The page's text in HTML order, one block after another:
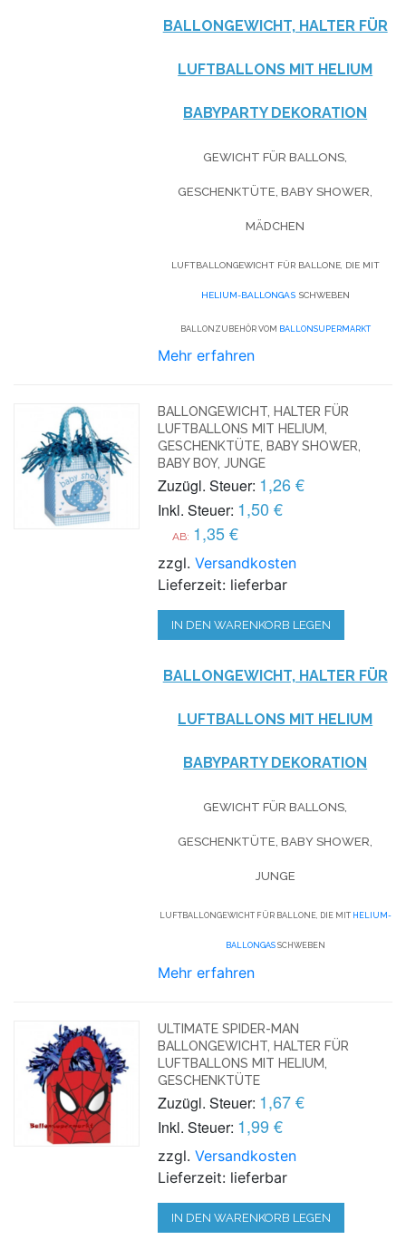
BALLONGEWICHT, HALTER FÜR
LUFTBALLONS MIT HELIUM
BABYPARTY DEKORATION
GEWICHT FÜR BALLONS,
GESCHENKTÜTE, BABY SHOWER,
MÄDCHEN
LUFTBALLONGEWICHT FÜR BALLONE, DIE MIT
HELIUM-BALLONGASSCHWEBEN
BALLONZUBEHÖR VOM BALLONSUPERMARKT
Mehr erfahren
BALLONGEWICHT, HALTER FÜR
LUFTBALLONS MIT HELIUM,
GESCHENKTÜTE, BABY SHOWER,
BABY BOY, JUNGE
Zuzügl. Steuer: 1,26 €
Inkl. Steuer: 1,50 €
AB: 1,35 €
zzgl.Versandkosten
Lieferzeit: lieferbar
IN DEN WARENKORB LEGEN
BALLONGEWICHT, HALTER FÜR
LUFTBALLONS MIT HELIUM
BABYPARTY DEKORATION
GEWICHT FÜR BALLONS,
GESCHENKTÜTE, BABY SHOWER,
JUNGE
LUFTBALLONGEWICHT FÜR BALLONE, DIE MIT HELIUM-
BALLONGASSCHWEBEN
Mehr erfahren
ULTIMATE SPIDER-MAN
BALLONGEWICHT, HALTER FÜR
LUFTBALLONS MIT HELIUM,
GESCHENKTÜTE
Zuzügl. Steuer: 1,67 €
Inkl. Steuer: 1,99 €
zzgl.Versandkosten
Lieferzeit: lieferbar
IN DEN WARENKORB LEGEN